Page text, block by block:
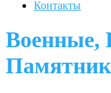
Контакты
Военные,